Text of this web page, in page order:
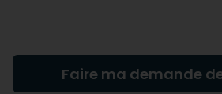
Faire ma demande